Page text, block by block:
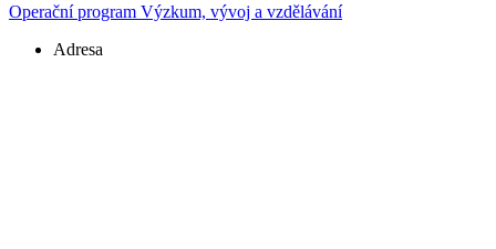
Operační program Výzkum, vývoj a vzdělávání
Adresa